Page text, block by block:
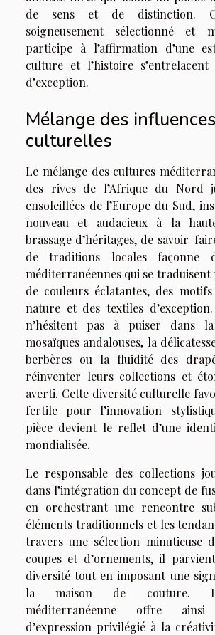
de sens et de distinction.
soigneusement sélectionné et
participe à l’affirmation d’une
culture et l’histoire
d’exception.
Mélange des influences
culturelles
Le mélange des cultures
des rives de l’Afrique du Nord
ensoleillées de l’Europe du Sud,
nouveau et audacieux à la
brassage d’héritages, de savoir-
de traditions locales façonne
méditerranéennes qui se traduisent
de couleurs éclatantes, des
nature et des textiles
n’hésitent pas à puiser dans
mosaïques andalouses, la
berbères ou la fluidité des
réinventer leurs collections et
averti. Cette diversité culturelle
fertile pour l’innovation
pièce devient le reflet d’une
mondialisée.
Le responsable des collections
dans l’intégration du concept de
en orchestrant une rencontre
éléments traditionnels et les
travers une sélection minutieuse
coupes et d’ornements, il
diversité tout en imposant une
la maison de couture.
méditerranéenne offre
d’expression privilégié à la